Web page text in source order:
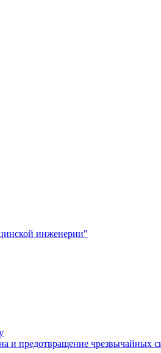
инженерии"
и предотвращение чрезвычайных